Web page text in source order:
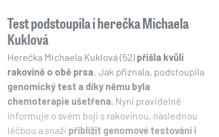
Test podstoupila i herečka Michaela
Kuklová
Herečka Michaela Kuklová (52) přišla kvůli
rakovině o obě prsa. Jak přiznala, podstoupila
genomický test a díky němu byla
chemoterapie ušetřena. Nyní pravidelně
informuje o svém boji s rakovinou, následnou
léčbou a snaží přiblížit genomové testování i